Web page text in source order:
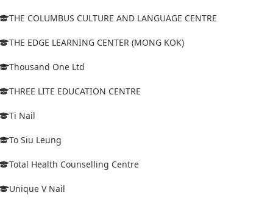
THE COLUMBUS CULTURE AND LANGUAGE CENTRE
THE EDGE LEARNING CENTER (MONG KOK)
Thousand One Ltd
THREE LITE EDUCATION CENTRE
Ti Nail
To Siu Leung
Total Health Counselling Centre
Unique V Nail